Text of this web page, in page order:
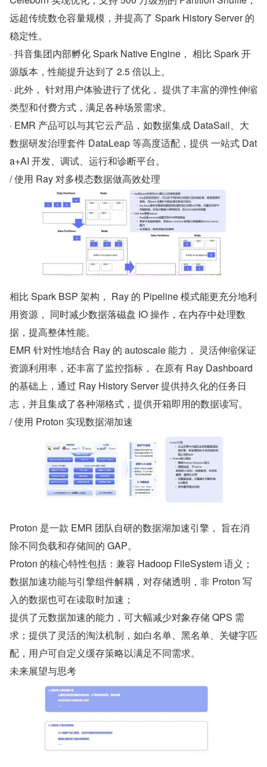
远超传统数仓容量规模，并提高了 Spark History Server 的
稳定性。
· 抖音集团内部孵化 Spark Native Engine， 相比 Spark 开
源版本，性能提升达到了 2.5 倍以上。
· 此外， 针对用户体验进行了优化， 提供了丰富的弹性伸缩
类型和付费方式，满足各种场景需求。
· EMR 产品可以与其它云产品，如数据集成 DataSail、大
数据研发治理套件 DataLeap 等高度适配，提供 一站式 Dat
a+AI 开发、调试、运行和诊断平台。
/ 使用 Ray 对多模态数据做高效处理
相比 Spark BSP 架构， Ray 的 Pipeline 模式能更充分地利
用资源， 同时减少数据落磁盘 IO 操作，在内存中处理数
据，提高整体性能。
EMR 针对性地结合 Ray 的 autoscale 能力， 灵活伸缩保证
资源利用率，还丰富了监控指标， 在原有 Ray Dashboard
的基础上，通过 Ray History Server 提供持久化的任务日
志，并且集成了各种湖格式，提供开箱即用的数据读写。
/ 使用 Proton 实现数据湖加速
Proton 是一款 EMR 团队自研的数据湖加速引擎， 旨在消
除不同负载和存储间的 GAP。
Proton 的核心特性包括：兼容 Hadoop FileSystem 语义；
数据加速功能与引擎组件解耦，对存储透明，非 Proton 写
入的数据也可在读取时加速；
提供了元数据加速的能力，可大幅减少对象存储 QPS 需
求；提供了灵活的淘汰机制，如白名单、黑名单、关键字匹
配，用户可自定义缓存策略以满足不同需求。
未来展望与思考